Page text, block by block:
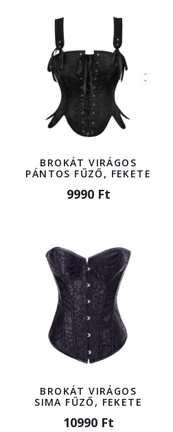
BROKÁT VIRÁGOS
PÁNTOS FŰZŐ, FEKETE
9990 Ft
BROKÁT VIRÁGOS
SIMA FŰZŐ, FEKETE
10990 Ft